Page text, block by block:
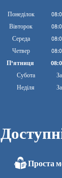
Понеділок 08:
Вівторок 08:
Середа 08:
Четвер 08:
П'ятниця 08:
Субота
Неділя
Проста